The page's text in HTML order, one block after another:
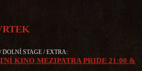
DOLNÍ STAGE / EXTRA:
KINO MEZIPATRA PRIDE 21:00 &